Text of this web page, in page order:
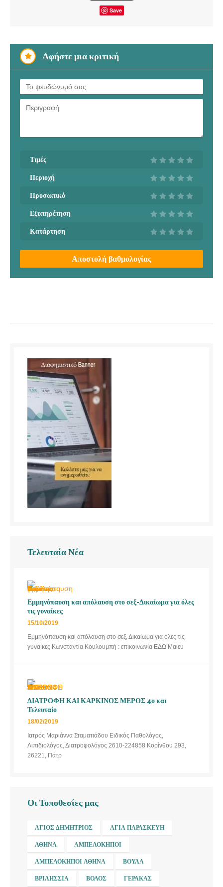
Save
Αφήστε μια κριτική
Τιμές
Περιοχή
Προσωπικό
Εξυπηρέτηση
Κατάρτηση
Αποστολή βαθμολογίας
Τελευταία Νέα
Εμμηνόπαυση και απόλαυση στο σεξ-Δικαίωμα για όλες
τις γυναίκες
15/10/2019
Εμμηνόπαυση και απόλαυση στο σεξ, Δικαίωμα για όλες τις
γυναίκες Κωνσταντία Κουλουμπή : επικοινωνία ΕΔΩ Μαιευ
ΔΙΑΤΡΟΦΗ ΚΑΙ ΚΑΡΚΙΝΟΣ ΜΕΡΟΣ 4ο και
Τελευταίο
18/02/2019
Ιατρός Μαριάννα Σταματιάδου Ειδικός Παθολόγος,
Λιπιδιολόγος, Διατροφολόγος 2610-224858 Κορίνθου 293,
26221, Πάτρ
Οι Τοποθεσίες μας
ΆΓΙΟΣ ΔΗΜΉΤΡΙΟΣ ΑΓΊΑ ΠΑΡΑΣΚΕΥΉ
ΑΘΉΝΑ ΑΜΠΕΛΌΚΗΠΟΙ
ΑΜΠΕΛΌΚΗΠΟΙ ΑΘΉΝΑ ΒΟΎΛΑ
ΒΡΙΛΉΣΣΙΑ ΒΌΛΟΣ ΓΈΡΑΚΑΣ